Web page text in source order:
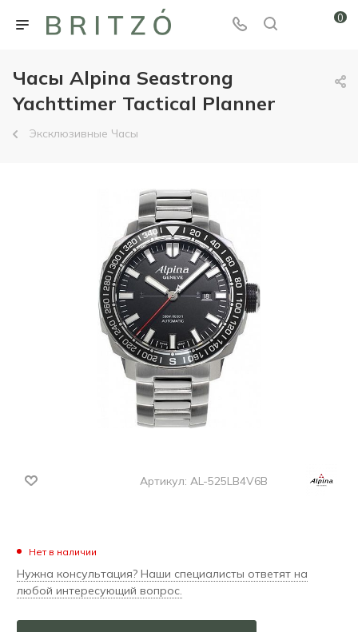
0
Часы Alpina Seastrong
Yachttimer Tactical Planner
Эксклюзивные Часы
Артикул: AL-525LB4V6B
Нет в наличии
Нужна консультация? Наши специалисты ответят на
любой интересующий вопрос.